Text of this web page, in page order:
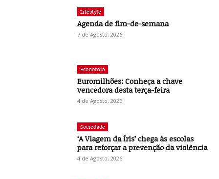
Lifestyle
Agenda de fim-de-semana
7 de Agosto, 2026
Economia
Euromilhões: Conheça a chave
vencedora desta terça-feira
4 de Agosto, 2026
Sociedade
‘A Viagem da Íris’ chega às escolas
para reforçar a prevenção da violência
4 de Agosto, 2026